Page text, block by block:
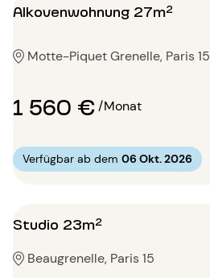
Alkovenwohnung 27m²
Motte-Piquet Grenelle, Paris 15
1 560 €/Monat
Verfügbar ab dem 06 Okt. 2026
Studio 23m²
Beaugrenelle, Paris 15